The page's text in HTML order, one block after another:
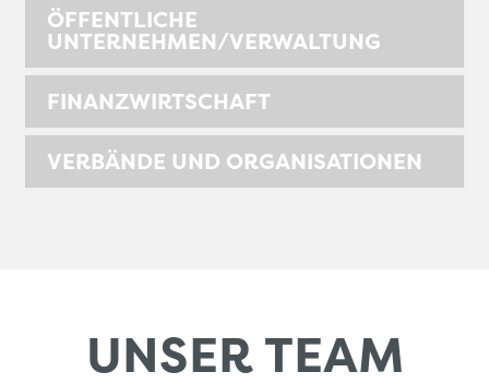
ÖFFENTLICHE
UNTERNEHMEN/VERWALTUNG
FINANZWIRTSCHAFT
VERBÄNDE UND ORGANISATIONEN
UNSER TEAM